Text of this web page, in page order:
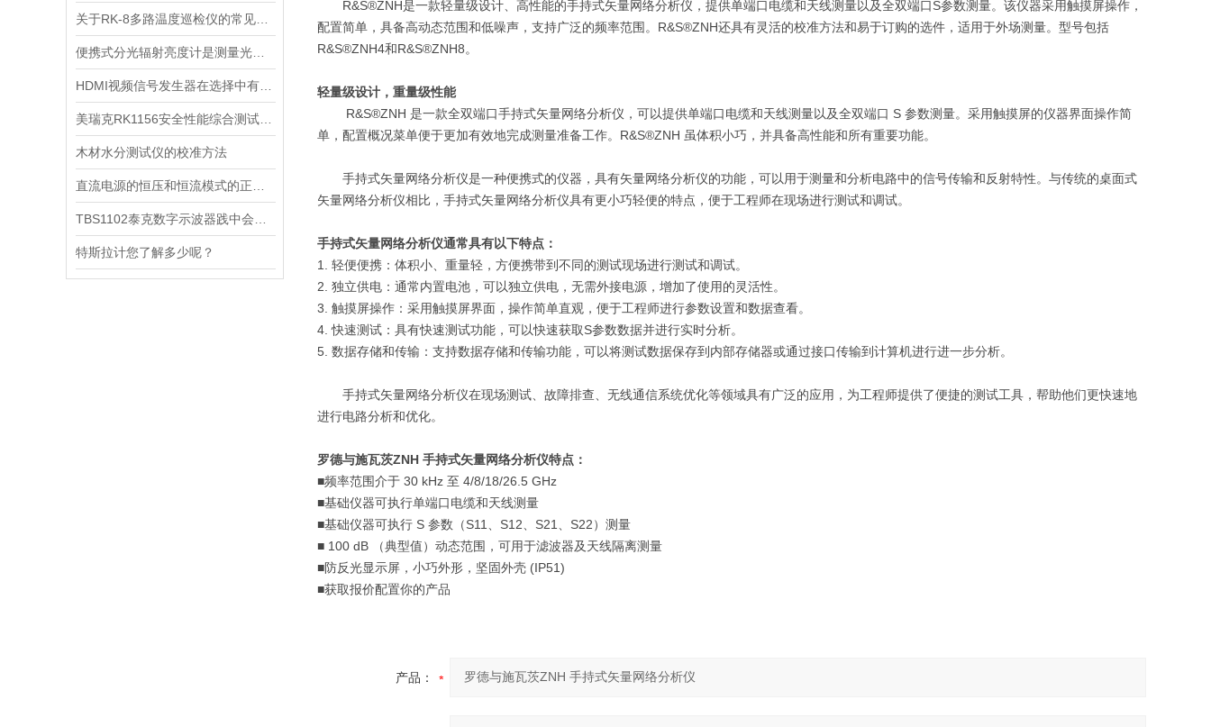
木材水分测试仪的校准方法
特斯拉计您了解多少呢？
R&S®ZNH是一款轻量级设计、高性能的手持式矢量网络分析仪，提供单端口电缆和天线测量以及全双端口S参数测量。该仪器采用触摸屏操作，
配置简单，具备高动态范围和低噪声，支持广泛的频率范围。 R&S®ZNH还具有灵活的校准方法和易于订购的选件，适用于外场测量。型号包括
R&S®ZNH4和R&S®ZNH8。
轻量级设计，重量级性能
R&S®ZNH 是一款全双端口手持式矢量网络分析仪，可以提供单端口电缆和天线测量以及全双端口 S 参数测量。采用触摸屏的仪器界面操作简
单，配置概况菜单便于更加有效地完成测量准备工作。 R&S®ZNH 虽体积小巧，并具备高性能和所有重要功能。
手持式矢量网络分析仪是一种便携式的仪器，具有矢量网络分析仪的功能，可以用于测量和分析电路中的信号传输和反射特性。与传统的桌面式
矢量网络分析仪相比，手持式矢量网络分析仪具有更小巧轻便的特点，便于工程师在现场进行测试和调试。
手持式矢量网络分析仪通常具有以下特点：
1. 轻便便携：体积小、重量轻，方便携带到不同的测试现场进行测试和调试。
2. 独立供电：通常内置电池，可以独立供电，无需外接电源，增加了使用的灵活性。
3. 触摸屏操作：采用触摸屏界面，操作简单直观，便于工程师进行参数设置和数据查看。
4.快速测试：具有快速测试功能，可以快速获取S参数数据并进行实时分析。
5. 数据存储和传输：支持数据存储和传输功能，可以将测试数据保存到内部存储器或通过接口传输到计算机进行进一步分析。
手持式矢量网络分析仪在现场测试、故障排查、无线通信系统优化等领域具有广泛的应用，为工程师提供了便捷的测试工具，帮助他们更快速地
进行电路分析和优化。
罗德与施瓦茨ZNH 手持式矢量网络分析仪特点：
■频率范围介于 30 kHz 至 4/8/18/26.5 GHz
■基础仪器可执行单端口电缆和天线测量
■基础仪器可执行 S 参数（S11 S12 S21 S22）测量
■ 100 dB
（典型值）动态范围，可用于滤波器及天线隔离测量
■防反光显示屏，小巧外形，坚固外壳 (IP51)
■获取报价配置你的产品
产品：